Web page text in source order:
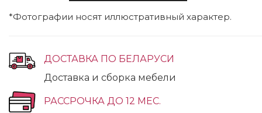
*Фотографии носят иллюстративный характер.
ДОСТАВКА ПО БЕЛАРУСИ
Доставка и сборка мебели
РАССРОЧКА ДО 12 МЕС.